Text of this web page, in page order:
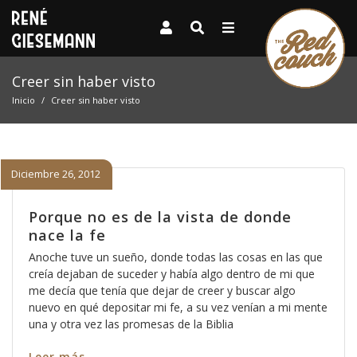
Creer sin haber visto
Inicio Creer sin haber visto
Porque no es de la vista de donde
nace la fe
Diciembre 26, 2012
Anoche tuve un sueño, donde todas las cosas en las que
creía dejaban de suceder y había algo dentro de mi que
me decía que tenía que dejar de creer y buscar algo
nuevo en qué depositar mi fe, a su vez venían a mi mente
una y otra vez las promesas de la Biblia